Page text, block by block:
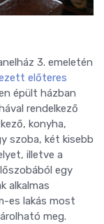
3. emeletén
előteres
épült házban
rendelkező
konyha,
szoba, két kisebb
illetve a
egy
alkalmas
es lakás most
meg.